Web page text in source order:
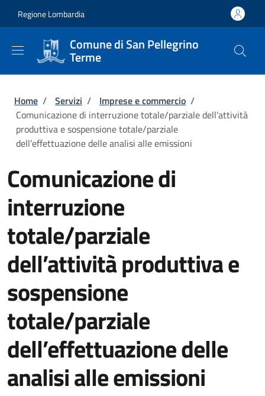
Regione Lombardia
Comune di San Pellegrino
Terme
Briciole di pane
Home / Servizi / Imprese e commercio /
Comunicazione di interruzione totale/parziale dell’attività
produttiva e sospensione totale/parziale
dell’effettuazione delle analisi alle emissioni
Comunicazione di
interruzione
totale/parziale
dell’attività produttiva e
sospensione
totale/parziale
dell’effettuazione delle
analisi alle emissioni